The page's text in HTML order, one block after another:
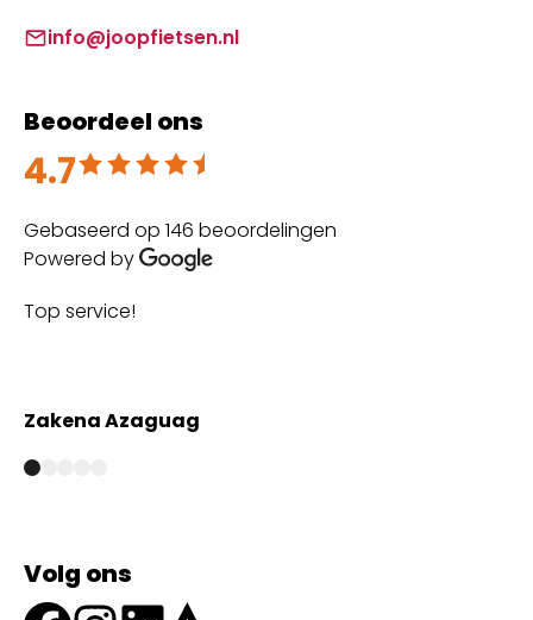
info@joopfietsen.nl
Beoordeel ons
4.7
Beoordeeld met 4.7 uit 5
Gebaseerd op 146 beoordelingen
Powered by
Top service!
Zakena Azaguag
Volg ons